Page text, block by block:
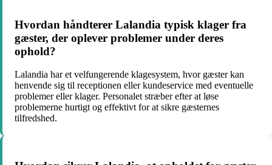
Hvordan håndterer Lalandia typisk klager fra
gæster, der oplever problemer under deres
ophold?
Lalandia har et velfungerende klagesystem, hvor gæster kan
henvende sig til receptionen eller kundeservice med eventuelle
problemer eller klager. Personalet stræber efter at løse
problemerne hurtigt og effektivt for at sikre gæsternes
tilfredshed.